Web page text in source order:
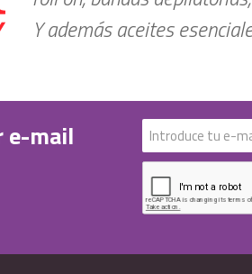
Y además aceites
e-mail